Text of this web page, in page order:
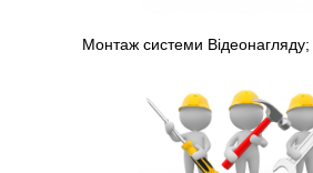
Монтаж системи Відеонагляду;